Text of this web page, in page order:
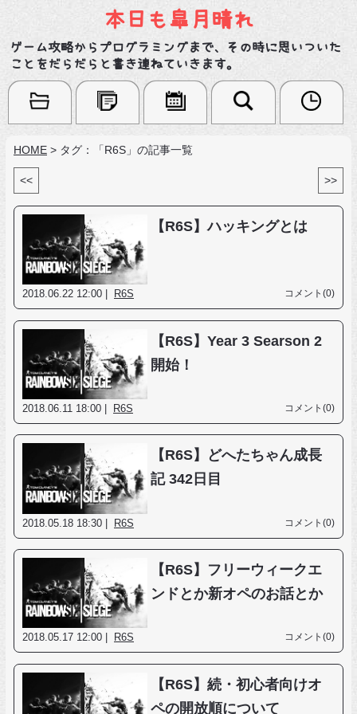
本日も皐月晴れ
ゲーム攻略からプログラミングまで、その時に思いついた
ことをだらだらと書き連ねていきます。
HOME > タグ：「R6S」の記事一覧
<< >>
【R6S】ハッキングとは
2018.06.22 12:00 | R6S コメント(0)
【R6S】Year 3 Searson 2
開始！
2018.06.11 18:00 | R6S コメント(0)
【R6S】どへたちゃん成長
記 342日目
2018.05.18 18:30 | R6S コメント(0)
【R6S】フリーウィークエ
ンドとか新オペのお話とか
2018.05.17 12:00 | R6S コメント(0)
【R6S】続・初心者向けオ
ペの開放順について